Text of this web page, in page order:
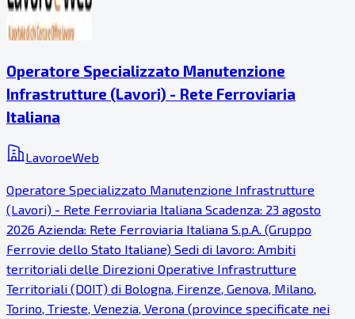
Operatore Specializzato Manutenzione
Infrastrutture (Lavori) - Rete Ferroviaria
Italiana
LavoroeWeb
Operatore Specializzato Manutenzione Infrastrutture
(Lavori) - Rete Ferroviaria Italiana Scadenza: 23 agosto
2026 Azienda: Rete Ferroviaria Italiana S.p.A. (Gruppo
Ferrovie dello Stato Italiane) Sedi di lavoro: Ambiti
territoriali delle Direzioni Operative Infrastrutture
Territoriali (DOIT) di Bologna, Firenze, Genova, Milano,
Torino, Trieste, Venezia, Verona (province specificate nei